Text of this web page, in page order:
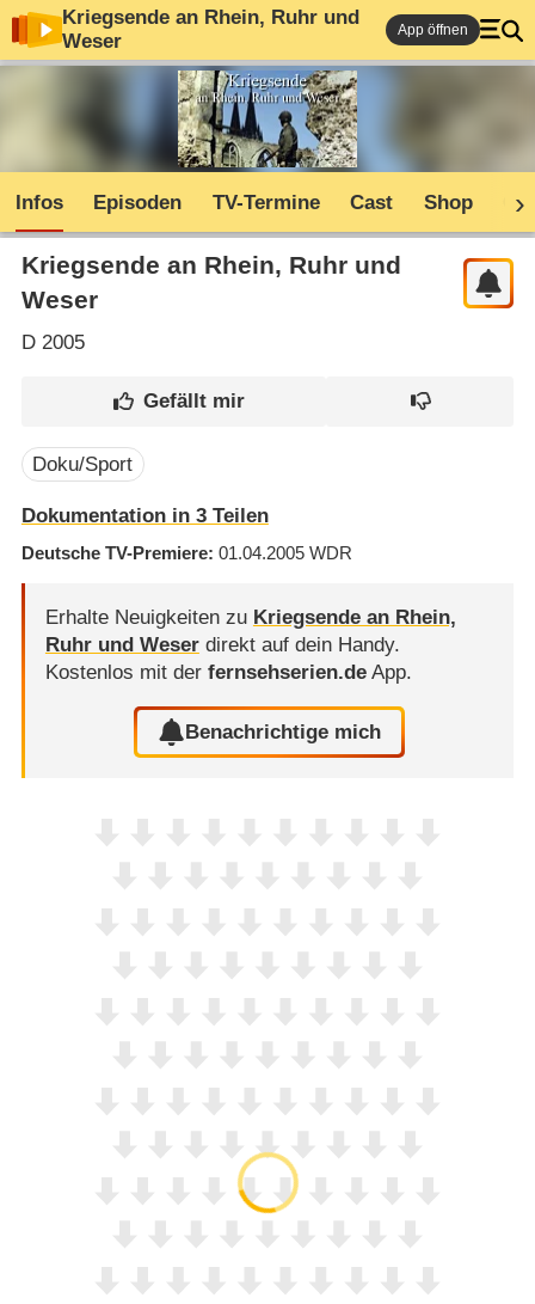
Kriegsende an Rhein, Ruhr und
Weser
App öffnen
Infos Episoden TV-Termine Cast Shop
Kriegsende an Rhein, Ruhr und
Weser
D2005
Doku/Sport
Dokumentation in 3 Teilen
Deutsche TV-Premiere 01.04.2005 WDR
Erhalte Neuigkeiten zu Kriegsende an Rhein,
Ruhr und Weserdirekt auf dein Handy.
Kostenlos mit der fernsehserien.deApp.
Benachrichtige mich